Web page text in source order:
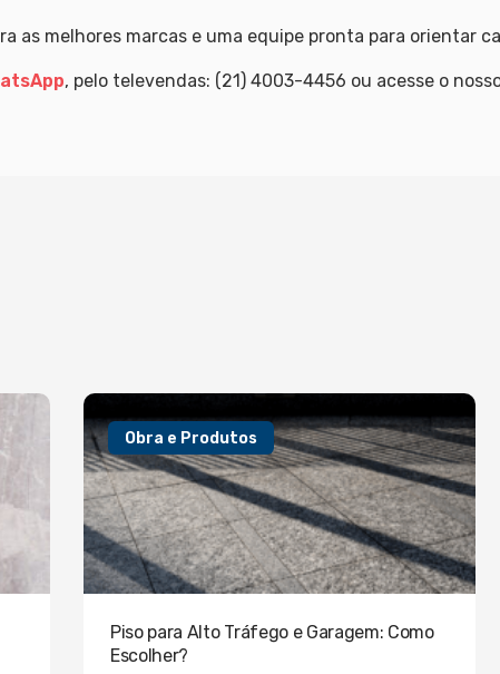
as melhores marcas e uma equipe pronta para orientar
, pelo televendas: (21) 4003-4456 ou acesse o
Obra e Produtos
Piso para Alto Tráfego e Garagem: Como
Escolher?